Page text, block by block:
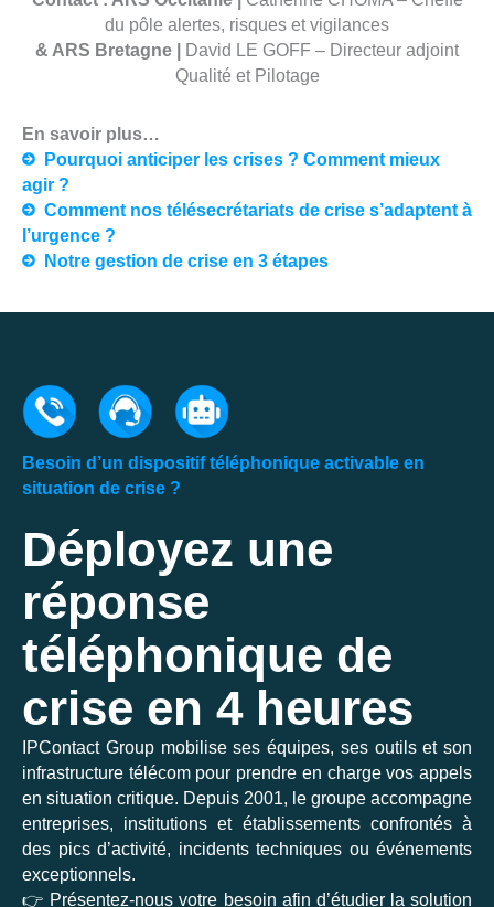
du pôle alertes, risques et vigilances
& ARS Bretagne |
David LE GOFF – Directeur adjoint
Qualité et Pilotage
En savoir plus…
Pourquoi anticiper les crises ? Comment mieux
agir ?
Comment nos télésecrétariats de crise s’adaptent à
l’urgence ?​
Notre gestion de crise en 3 étapes
Besoin d’un dispositif téléphonique activable en
situation de crise ?
Déployez une
réponse
téléphonique de
crise en 4 heures
IPContact Group mobilise ses équipes, ses outils et son
infrastructure télécom pour prendre en charge vos appels
en situation critique. Depuis 2001, le groupe accompagne
entreprises, institutions et établissements confrontés à
des pics d’activité, incidents techniques ou événements
exceptionnels.
👉 Présentez-nous votre besoin afin d’étudier la solution